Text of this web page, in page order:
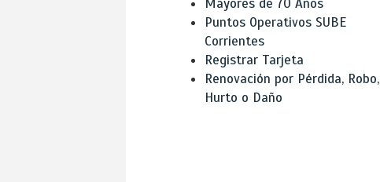
Mayores de 70 Años
Puntos Operativos SUBE
Corrientes
Registrar Tarjeta
Renovación por Pérdida, Robo,
Hurto o Daño